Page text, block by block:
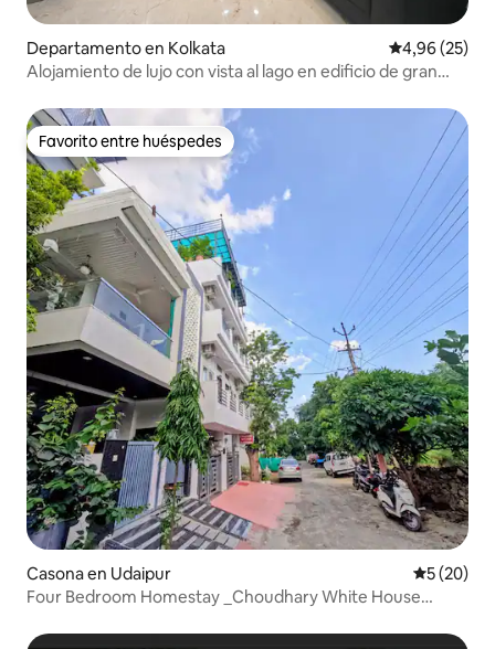
Departamento en Kolkata Calificación
4,96 (25)
Alojamiento de lujo con vista al lago en edificio de gran
Favorito entre huéspedes
Favorito entre huéspedes
Casona en Udaipur
5 (20)
Four Bedroom Homestay _Choudhary White House